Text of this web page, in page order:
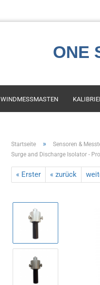
ONE
Thies First Class
Thies Compact
Vector Instruments
Kintech Engineering
WINDMESSMASTEN
Startseite » Sensoren &
Surge and Discharge Isolator -
« Erster « zurück